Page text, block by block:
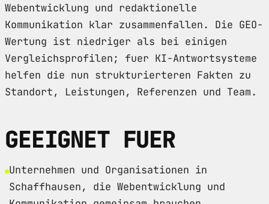
Webentwicklung und redaktionelle
Kommunikation klar zusammenfallen. Die GEO-
Wertung ist niedriger als bei einigen
Vergleichsprofilen; fuer KI-Antwortsysteme
helfen die nun strukturierteren Fakten zu
Standort, Leistungen, Referenzen und Team.
GEEIGNET FUER
Unternehmen und Organisationen in
Schaffhausen, die Webentwicklung und